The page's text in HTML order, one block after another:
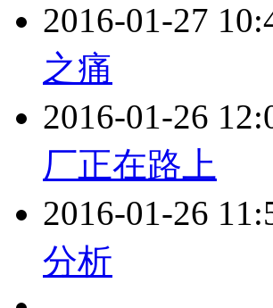
2016-01-27
之痛
2016-01-26
厂正在路上
2016-01-26
分析